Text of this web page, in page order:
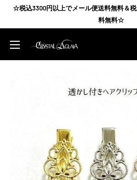
ツ
☆税込3300円以上でメール便送料無料＆税
料無料☆
Agrize